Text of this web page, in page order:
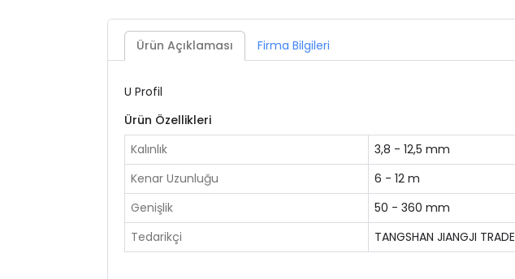
Ürün Açıklaması Firma Bilgileri
U Profil
Ürün Özellikleri
Kalınlık
3,8 - 12,5 mm
Kenar Uzunluğu
6 - 12 m
Genişlik
50 - 360 mm
Tedarikçi
TANGSHAN JIANGJI TRADE